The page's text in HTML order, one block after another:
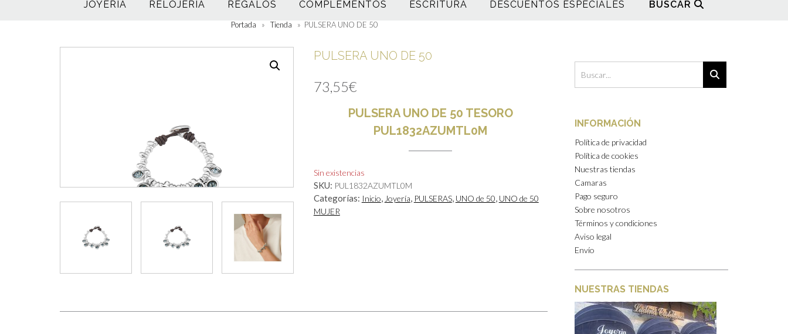
JOYERÍA RELOJERÍA REGALOS COMPLEMENTOS ESCRITURA DESCUENTOS ESPECIALES BUSCAR
Portada » Tienda » PULSERA UNO DE 50
PULSERA UNO DE 50
73,55€
PULSERA UNO DE 50 TESORO
PUL1832AZUMTL0M
Sin existencias
SKU: PUL1832AZUMTL0M
Categorías: Inicio, Joyería, PULSERAS, UNO de 50, UNO de 50
MUJER
INFORMACIÓN
Política de privacidad
Política de cookies
Nuestras tiendas
Camaras
Pago seguro
Sobre nosotros
Términos y condiciones
Aviso legal
Envío
NUESTRAS TIENDAS